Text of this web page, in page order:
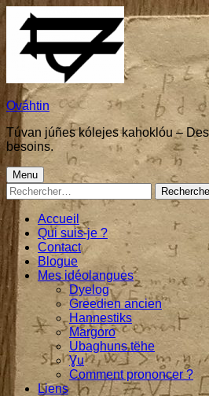
content
Ováhtin
Túvan júñes kólejes kahoklóu –
besoins.
Primary
Menu
Menu
Rechercher :
Accueil
Qui suis-je ?
Contact
Blogue
Mes idéolangues
Dyelog
Greedien ancien
Hannestiks
Margoro
Ubaghuns tëhe
Ɣu
Comment prononcer ?
Liens